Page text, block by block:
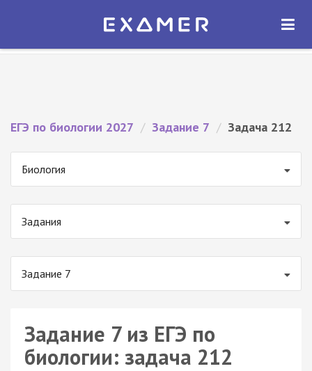
Экзамер — ЕГЭ 2027
ОТКРЫТЬ
ЕГЭ по биологии 2027 / Задание 7 / Задача 212
Биология
Задания
Задание 7
Задание 7 из ЕГЭ по
биологии: задача 212